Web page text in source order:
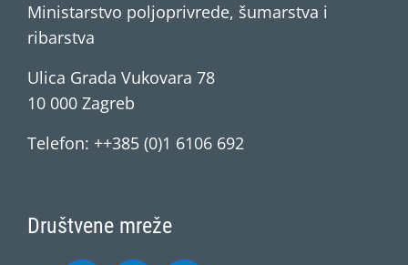
Ministarstvo poljoprivrede, šumarstva i
ribarstva
Ulica Grada Vukovara 78
10 000 Zagreb
Telefon: ++385 (0)1 6106 692
Društvene mreže